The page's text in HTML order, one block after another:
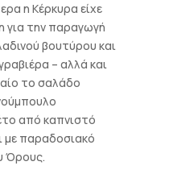
η Κέρκυρα είχε
για την παραγωγή
βουτύρου και
– αλλά και
το σαλάδο
από καπνιστό
με παραδοσιακό
Όρους.